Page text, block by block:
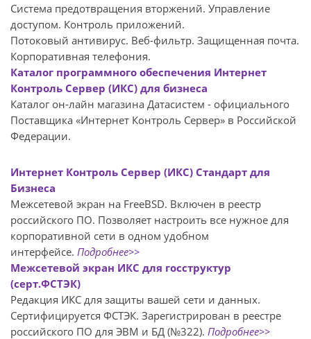
Система предотвращения вторжений. Управление
доступом. Контроль приложений.
Потоковый антивирус. Веб-фильтр. Защищенная почта.
Корпоративная телефония.
Каталог программного обеспечения Интернет
Контроль Сервер (ИКС) для бизнеса
Каталог он-лайн магазина Датасиcтем - официального
Поставщика «Интернет Контроль Сервер» в Российской
Федерации.
Интернет Контроль Сервер (ИКС) Стандарт для
Бизнеса
Межсетевой экран на FreeBSD. Включен в реестр
российского ПО. Позволяет настроить все нужное для
корпоративной сети в одном удобном
интерфейсе. Подробнее>>
Межсетевой экран ИКС для госструктур
(серт.ФСТЭК)
Редакция ИКС для защиты вашей сети и данных.
Сертифицируется ФСТЭК. Зарегистрирован в реестре
российского ПО для ЭВМ и БД (№322). Подробнее>>